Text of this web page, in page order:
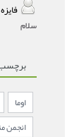
فایزه
سلام
اوما
انجمن